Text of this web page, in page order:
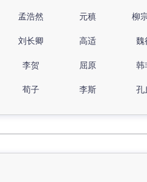
孟浩然 元稹 柳
刘长卿 高适 魏
李贺 屈原 韩
荀子 李斯 孔